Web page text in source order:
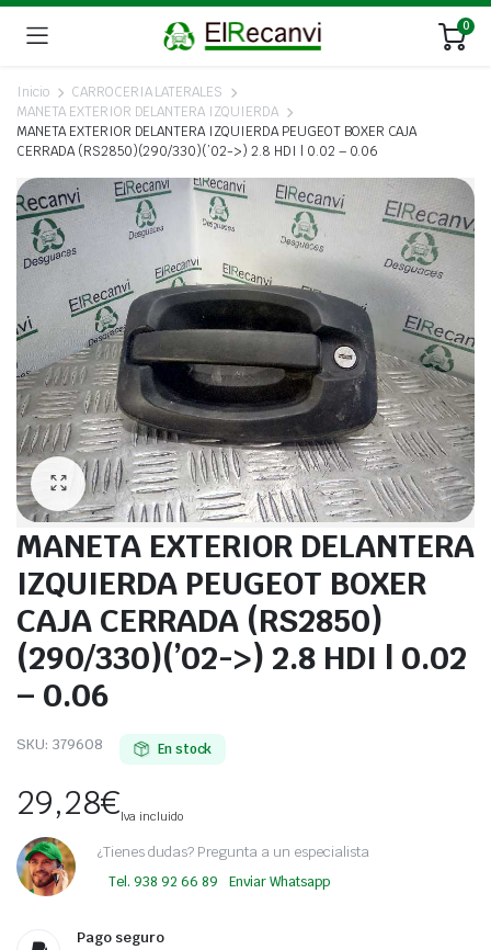
0
Inicio
CARROCERIA LATERALES
MANETA EXTERIOR DELANTERA IZQUIERDA
MANETA EXTERIOR DELANTERA IZQUIERDA PEUGEOT BOXER CAJA
CERRADA (RS2850)(290/330)(’02->) 2.8 HDI | 0.02 – 0.06
MANETA EXTERIOR DELANTERA
IZQUIERDA PEUGEOT BOXER
CAJA CERRADA (RS2850)
(290/330)(’02->) 2.8 HDI | 0.02
– 0.06
SKU: 379608 En stock
29,28€Iva incluido
¿Tienes dudas? Pregunta a un especialista
Tel. 938 92 66 89 Enviar Whatsapp
Pago seguro